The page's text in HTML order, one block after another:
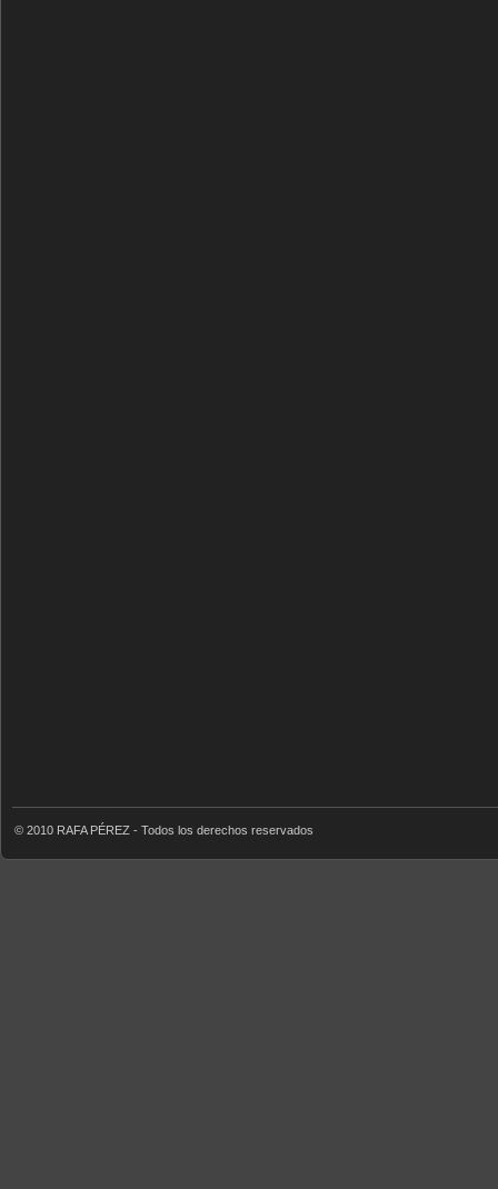
© 2010 RAFA PÉREZ - Todos los derechos reservados